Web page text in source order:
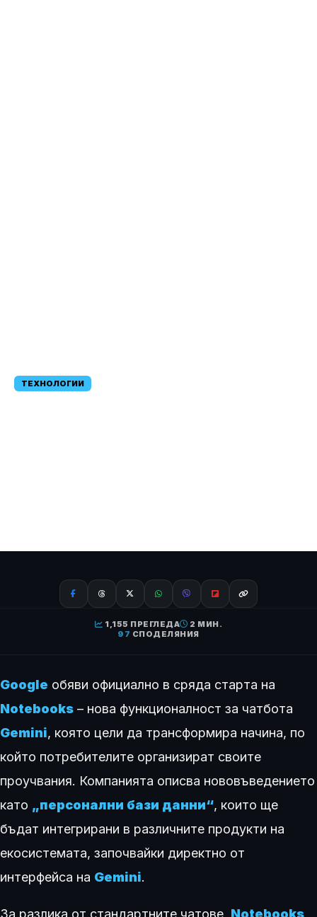
ТЕХНОЛОГИИ
1,155 ПРЕГЛЕДА
2 МИН.
97 СПОДЕЛЯНИЯ
Google обяви официално в сряда старта на
Notebooks – нова функционалност за чатбота
Gemini, която цели да трансформира начина, по
който потребителите организират своите
проучвания. Компанията описва нововъведението
като „персонални бази данни“, които ще
бъдат интегрирани в различните продукти на
екосистемата, започвайки директно от
интерфейса на Gemini.